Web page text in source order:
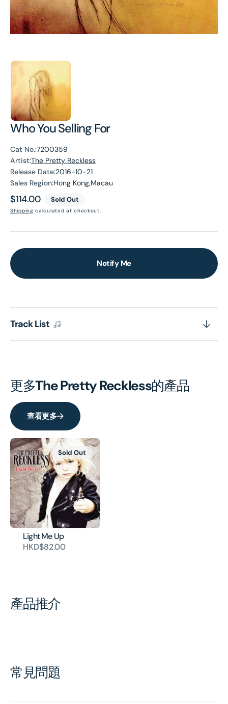
Who You Selling For
Cat No.:7200359
Artist:The Pretty Reckless
Release Date:2016-10-21
Sales Region:Hong Kong,Macau
Regular
price
$114.00 Sold Out
Shipping calculated at checkout.
Notify Me
Track List
更多The Pretty Reckless的產品
查看更多
Light Me Up
HKD$82.00
Sold Out
產品推介
常見問題